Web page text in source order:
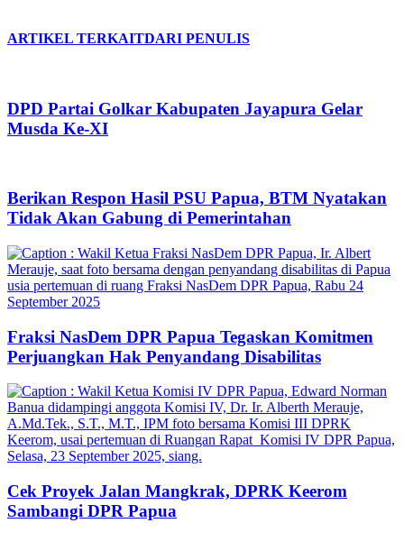
ARTIKEL TERKAITDARI PENULIS
DPD Partai Golkar Kabupaten Jayapura Gelar
Musda Ke-XI
Berikan Respon Hasil PSU Papua, BTM Nyatakan
Tidak Akan Gabung di Pemerintahan
Fraksi NasDem DPR Papua Tegaskan Komitmen
Perjuangkan Hak Penyandang Disabilitas
Cek Proyek Jalan Mangkrak, DPRK Keerom
Sambangi DPR Papua